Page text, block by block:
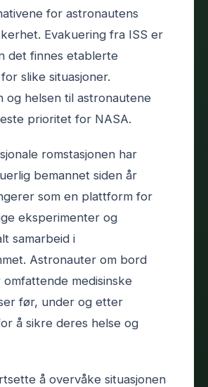
for astronautens
Evakuering fra ISS er
det finnes etablerte
slike situasjoner.
og helsen til astronautene
prioritet for NASA.
romstasjonen har
bemannet siden år
som en plattform for
eksperimenter og
samarbeid i
Astronauter om bord
omfattende medisinske
før, under og etter
å sikre deres helse og
å overvåke situasjonen